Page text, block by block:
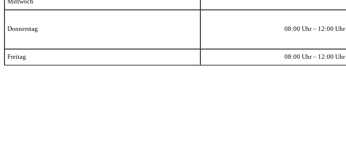
Mittwoch
Donnerstag 08:00 Uhr – 12:00 Uhr
Freitag 08:00 Uhr – 12:00 Uhr